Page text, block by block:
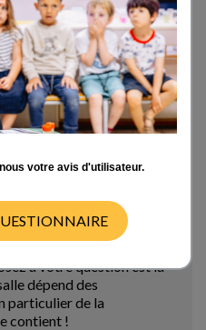
l'air (humidité) ou sa
rôle sur la résonance
Mon 09/09/13 - 05:17
à votre question est la
dépend des
particulier de la
contient !
votre avis d'utilisateur.